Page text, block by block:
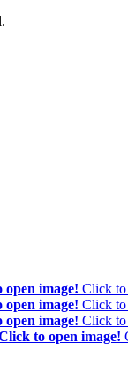
open image! Click to
open image! Click to
open image! Click to
to open image!